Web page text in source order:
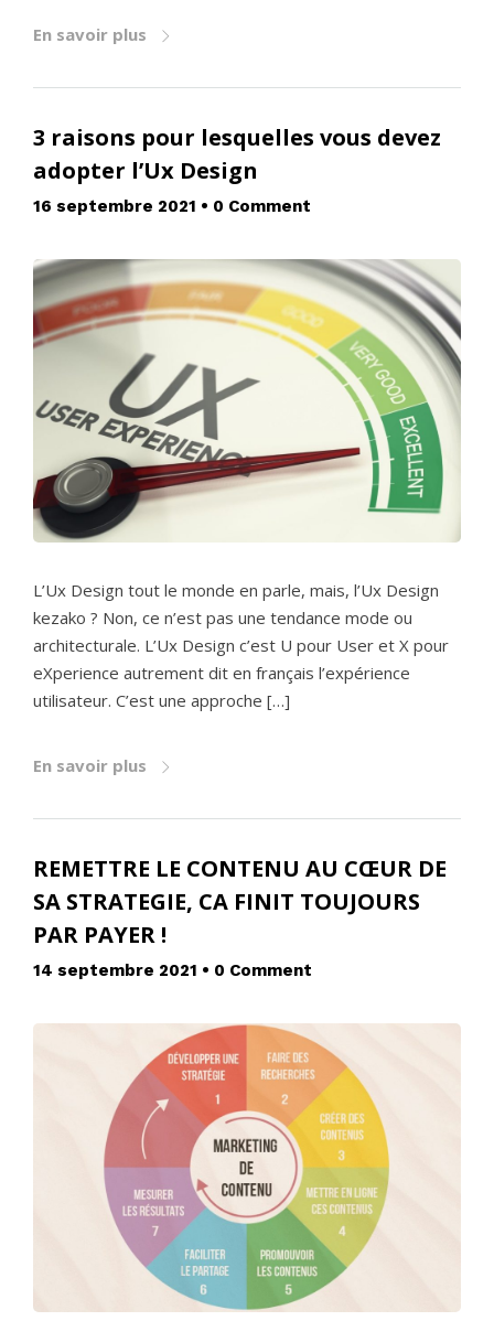
En savoir plus
3 raisons pour lesquelles vous devez
adopter l’Ux Design
16 septembre 2021 • 0 Comment
L’Ux Design tout le monde en parle, mais, l’Ux Design
kezako ? Non, ce n’est pas une tendance mode ou
architecturale. L’Ux Design c’est U pour User et X pour
eXperience autrement dit en français l’expérience
utilisateur. C’est une approche […]
En savoir plus
REMETTRE LE CONTENU AU CŒUR DE
SA STRATEGIE, CA FINIT TOUJOURS
PAR PAYER !
14 septembre 2021 • 0 Comment